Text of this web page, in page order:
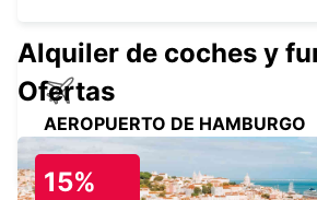
AEROPUERTO DE HAMBURGO
HAMBURG - GERMANY
Alquiler de coches y
Ofertas
15%